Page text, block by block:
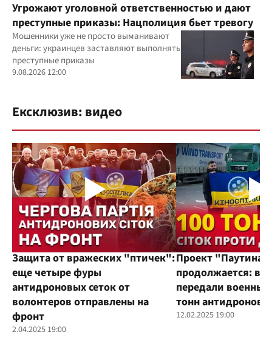
Угрожают уголовной ответственностью и дают
преступные приказы: Нацполиция бьет тревогу
Мошенники уже не просто выманивают
деньги: украинцев заставляют выполнять
преступные приказы
9.08.2026 12:00
Ексклюзив: видео
Защита от вражеских "птичек":
еще четыре фуры
антидроновых сеток от
волонтеров отправлены на
фронт
2.04.2025 19:00
Проект "Паутина"
продолжается:
передали
тонн
12.02.2025 19:00